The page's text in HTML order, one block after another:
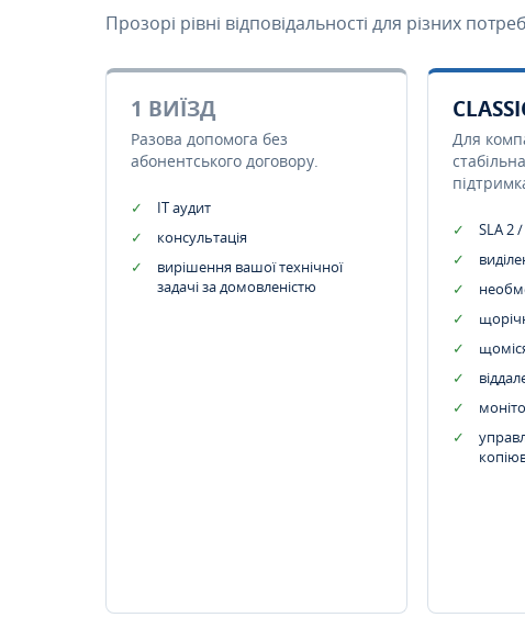
Прозорі рівні відповідальності для різних
1 ВИЇЗД
Разова допомога без
абонентського договору.
IT аудит
консультація
вирішення вашої технічної
задачі за домовленістю
Для
SLA 2